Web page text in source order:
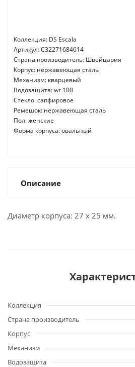
Коллекция: DS Escala
Артикул: C32271684614
Страна производитель: Швейцария
Корпус: нержавеющая сталь
Механизм: кварцевый
Водозащита: wr 100
Стекло: сапфировое
Ремешок: нержавеющая сталь
Пол: женские
Форма корпуса: овальный
Описание
Диаметр корпуса: 27 x 25 мм.
Коллекция
Страна производитель
Корпус
Механизм
Водозащита